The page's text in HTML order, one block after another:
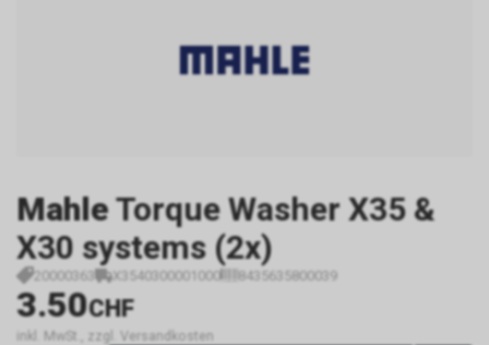
MahleTorque Washer X35 &
X30 systems (2x)
20000363 X3540300001000 8435635800039
3.50CHF
inkl. MwSt., zzgl. Versandkosten